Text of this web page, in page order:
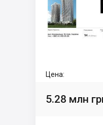
Цена:
5.28 млн